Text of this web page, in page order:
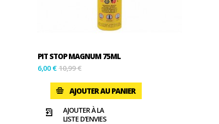
PIT STOP MAGNUM 75ML
6,00 € 10,99 €
AJOUTER AU PANIER
AJOUTER À LA
LISTE D'ENVIES